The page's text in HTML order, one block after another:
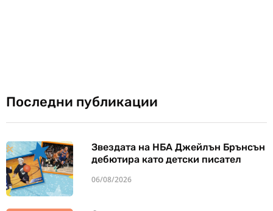
Последни публикации
Звездата на НБА Джейлън Брънсън
дебютира като детски писател
06/08/2026